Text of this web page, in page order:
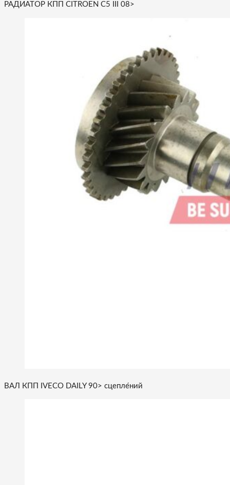
РАДИАТОР КПП CITROEN C5 III 08>
ВАЛ КПП IVECO DAILY 90> сцепле́ний